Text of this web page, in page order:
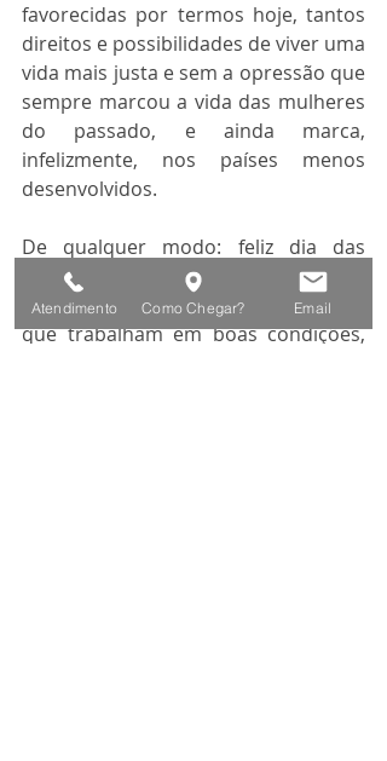
favorecidas por termos hoje, tantos
direitos e possibilidades de viver uma
vida mais justa e sem a opressão que
sempre marcou a vida das mulheres
do passado, e ainda marca,
infelizmente, nos países menos
desenvolvidos.
De qualquer modo: feliz dia das
mulheres! E que essa data seja
celebrada, a cada ano, por mulheres
que trabalham em boas condições,
Atendimento Como Chegar? Email